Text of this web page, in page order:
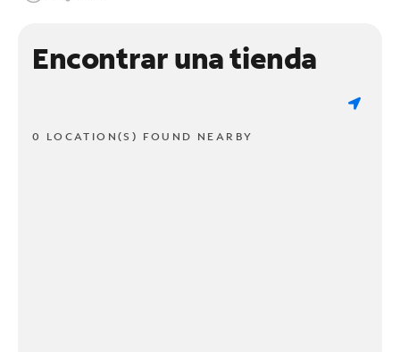
Encontrar una tienda
0 LOCATION(S) FOUND NEARBY